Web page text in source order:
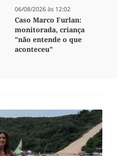
06/08/2026 às 12:02
Caso Marco Furlan:
monitorada, criança
"não entende o que
aconteceu"